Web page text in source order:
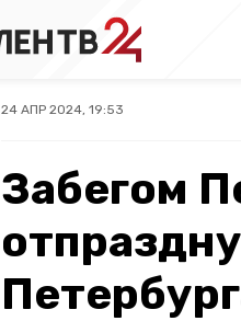
24 АПР 2024, 19:53
Забегом